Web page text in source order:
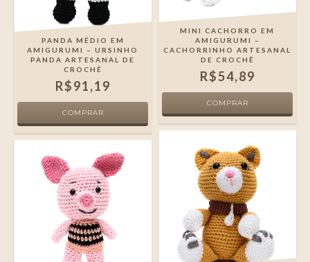
PANDA MÉDIO EM
AMIGURUMI – URSINHO
PANDA ARTESANAL DE
CROCHÊ
R$91,19
MINI CACHORRO EM
AMIGURUMI –
CACHORRINHO ARTESANAL
DE CROCHÊ
R$54,89